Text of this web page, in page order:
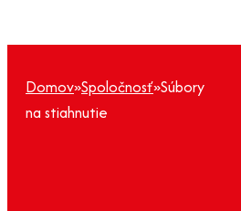
Domov»Spoločnosť»Súbory
na stiahnutie